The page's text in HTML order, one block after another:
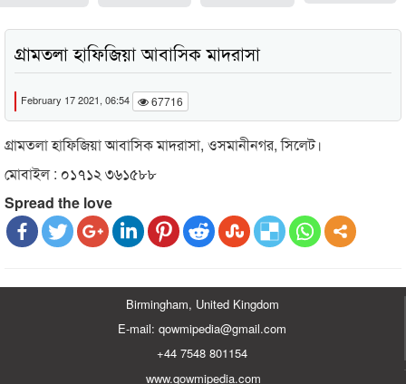
গ্রামতলা হাফিজিয়া আবাসিক মাদরাসা
February 17 2021, 06:54 67716
গ্রামতলা হাফিজিয়া আবাসিক মাদরাসা, ওসমানীনগর, সিলেট।
মোবাইল : ০১৭১২ ৩৬১৫৮৮
Spread the love
Birmingham, United Kingdom
E-mail: qowmipedia@gmail.com
+44 7548 801154
www.qowmipedia.com